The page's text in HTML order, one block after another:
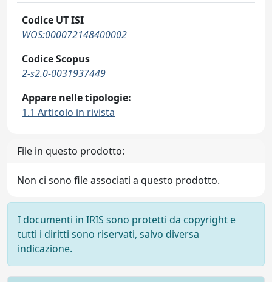
Codice UT ISI
WOS:000072148400002
Codice Scopus
2-s2.0-0031937449
Appare nelle tipologie:
1.1 Articolo in rivista
File in questo prodotto:
Non ci sono file associati a questo prodotto.
I documenti in IRIS sono protetti da copyright e
tutti i diritti sono riservati, salvo diversa
indicazione.